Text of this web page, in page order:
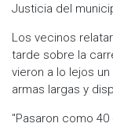
Justicia del
Los vecinos
tarde sobre la
vieron a lo lejos
armas largas y
"Pasaron como